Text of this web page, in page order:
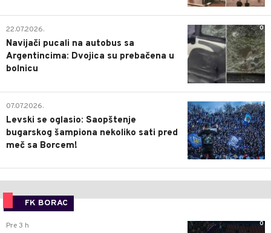
0
22.07.2026.
Navijači pucali na autobus sa
Argentincima: Dvojica su prebačena u
bolnicu
1
07.07.2026.
Levski se oglasio: Saopštenje
bugarskog šampiona nekoliko sati pred
meč sa Borcem!
FK BORAC
0
Pre 3 h